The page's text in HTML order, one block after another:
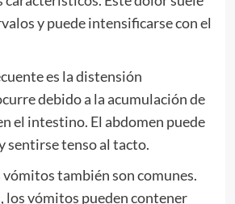
y puede intensificarse con el
es la distensión
debido a la acumulación de
el intestino. El abdomen puede
sentirse tenso al tacto.
vómitos también son comunes.
los vómitos pueden contener